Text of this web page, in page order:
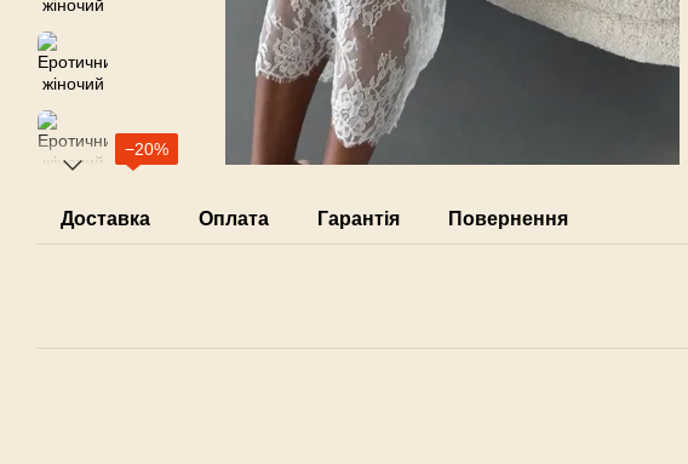
−20%
Доставка Оплата Гарантія Повернення